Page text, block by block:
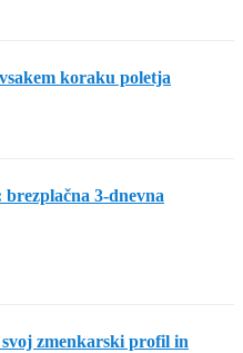
koraku poletja
3-dnevna
zmenkarski profil in